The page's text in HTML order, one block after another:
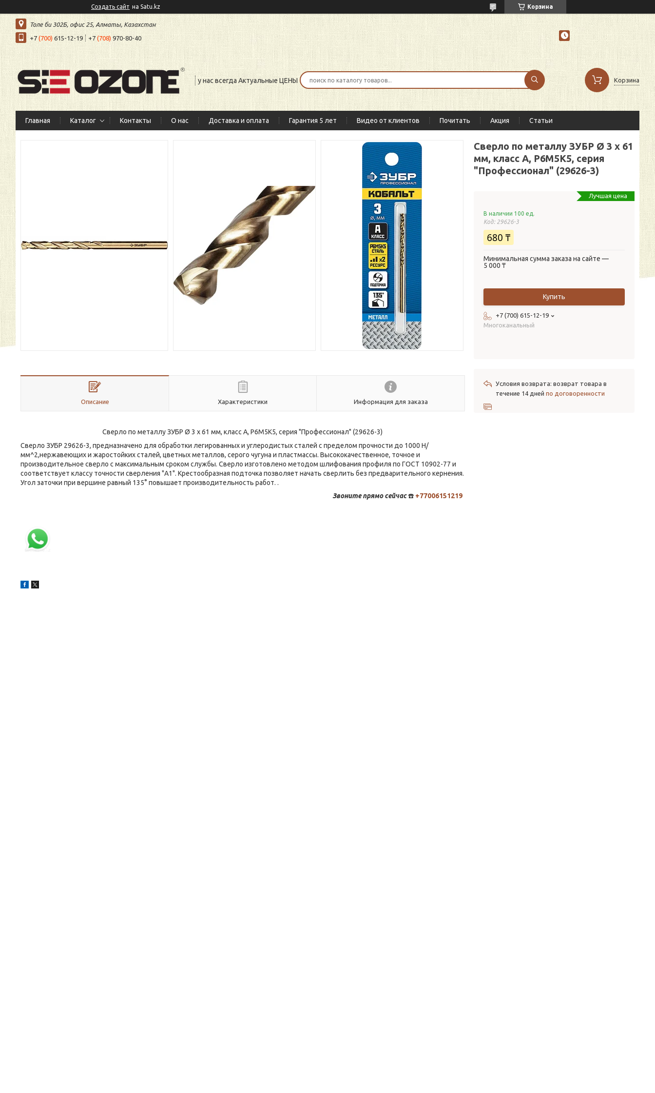
Создать сайт на Satu.kz Корзина
Толе би 302Б, офис 25, Алматы, Казахстан
+7 (700)615-12-19 +7(708) 970-80-40
у нас всегда Актуальные ЦЕНЫ Корзина
Главная Каталог Контакты О нас Доставка и оплата Гарантия 5 лет Видео от клиентов Почитать Акция Статьи
Описание Характеристики Информация для заказа
Сверло по металлу ЗУБР Ø 3 x 61 мм, класс А, Р6М5К5, серия "Профессионал" (29626-3)
Сверло ЗУБР 29626-3, предназначено для обработки легированных и углеродистых сталей с пределом прочности до 1000 Н/
мм^2,нержавеющих и жаростойких сталей, цветных металлов, серого чугуна и пластмассы. Высококачественное, точное и
производительное сверло с максимальным сроком службы. Сверло изготовлено методом шлифования профиля по ГОСТ 10902-77 и
соответствует классу точности сверления "А1". Крестообразная подточка позволяет начать сверлить без предварительного кернения.
Угол заточки при вершине равный 135° повышает производительность работ. .
Звоните прямо сейчас ☎️ +77006151219
Сверло по металлу ЗУБР Ø 3 x 61
мм, класс А, Р6М5К5, серия
"Профессионал" (29626-3)
Лучшая цена
В наличии 100 ед.
Код: 29626-3
680 ₸
Минимальная сумма заказа на сайте —
5 000 ₸
Купить
+7 (700) 615-12-19
Многоканальный
возврат товара в
течение 14 дней по договоренности